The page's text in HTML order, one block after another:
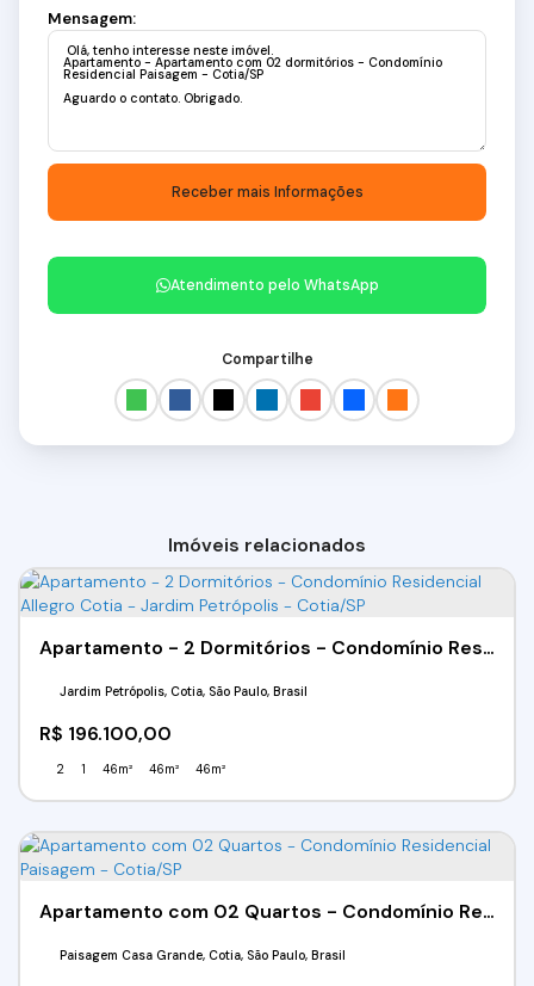
Mensagem:
Atendimento pelo WhatsApp
Compartilhe
Imóveis relacionados
Apartamento - 2 Dormitórios - Condomínio Residencial Allegro Cotia - Jardim Petrópolis - Cotia/SP
R$ 196.100,00
Jardim Petrópolis, Cotia, São Paulo, Brasil
2 1 46m² 46m² 46m²
Apartamento com 02 Quartos - Condomínio Residencial Paisagem - Cotia/SP
Paisagem Casa Grande, Cotia, São Paulo, Brasil